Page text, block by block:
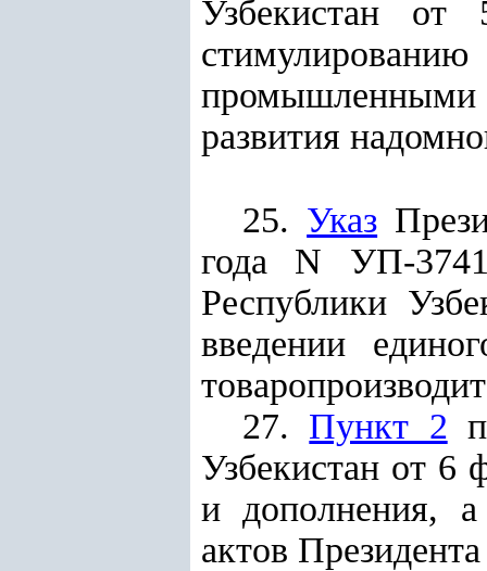
Узбекистан
промышленными
развития
25. Указ
года N УП-
Республики
введении
27. Пункт 2
Узбекистан от 6
и дополнения,
актов